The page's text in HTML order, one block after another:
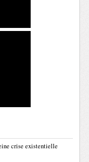
crise existentielle